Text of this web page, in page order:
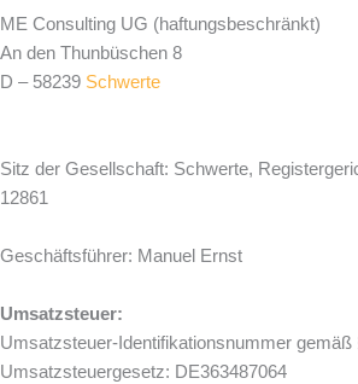
ME Consulting UG (haftungsbeschränkt)
An den Thunbüschen 8
D – 58239 Schwerte
Sitz der Gesellschaft: Schwerte,
12861
Geschäftsführer: Manuel Ernst
Umsatzsteuer:
Umsatzsteuer-Identifikationsnummer gemäß
Umsatzsteuergesetz: DE363487064